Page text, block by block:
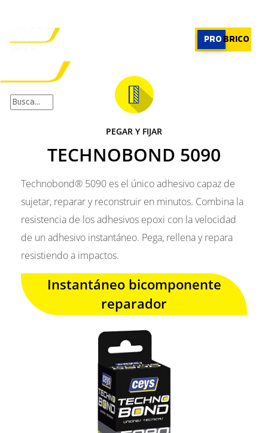
PRO BRICO
CALCULADORA
CASOS REALES
SUSCRIBIRME
PEGAR Y FIJAR
TECHNOBOND 5090
Technobond® 5090 es el único adhesivo capaz de
sujetar, reparar y reconstruir en minutos. Combina la
resistencia de los adhesivos epoxi con la velocidad
de un adhesivo instantáneo. Pega, rellena y repara
resistiendo a impactos.
Instantáneo bicomponente
reparador